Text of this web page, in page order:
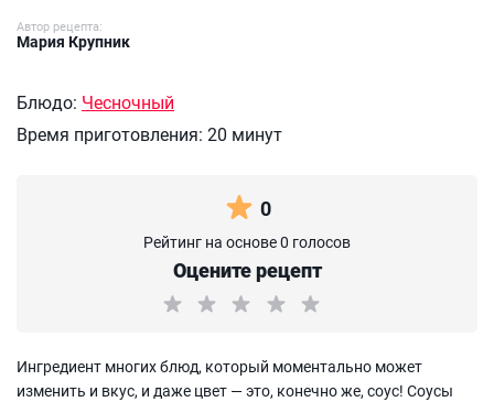
Автор рецепта:
Мария Крупник
Блюдо: Чесночный
Время приготовления: 20 минут
0
Рейтинг на основе 0 голосов
Оцените рецепт
Ингредиент многих блюд, который моментально может
изменить и вкус, и даже цвет — это, конечно же, соус! Соусы